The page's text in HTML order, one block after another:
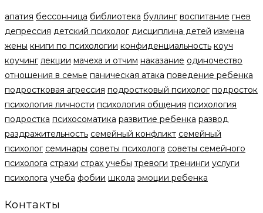
апатия бессонница библиотека буллинг воспитание гнев
депрессия детский психолог дисциплина детей измена
жены книги по психологии конфиденциальность коуч
коучинг лекции мачеха и отчим наказание одиночество
отношения в семье паническая атака поведение ребенка
подростковая агрессия подростковый психолог подросток
психология личности психология общения психология
подростка психосоматика развитие ребенка развод
раздражительность семейный конфликт семейный
психолог семинары советы психолога советы семейного
психолога страхи страх учебы тревоги тренинги услуги
психолога учеба фобии школа эмоции ребенка
Контакты